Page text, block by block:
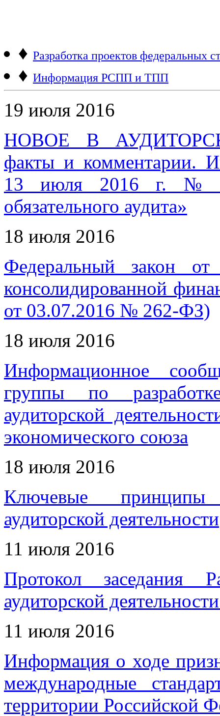
♦ Разработка проектов федеральных
♦ Информация РСПП и ТПП
19 июля 2016
НОВОЕ В
факты и комментарии.
13 июля 2016 г. №
обязательного аудита»
18 июля 2016
Федеральный закон
консолидированной
от 03.07.2016 № 262-ФЗ)
18 июля 2016
Информационное
группы по
аудиторской
экономического союза
18 июля 2016
Ключевые принципы
аудиторской деятельности
11 июля 2016
Протокол заседания
аудиторской
11 июля 2016
Информация о ходе
международные
территории Российской